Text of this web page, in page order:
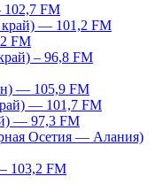
102,7 FM
край) — 101,2 FM
FM
– 96,8 FM
— 105,9 FM
— 101,7 FM
— 97,3 FM
Осетия — Алания)
103,2 FM